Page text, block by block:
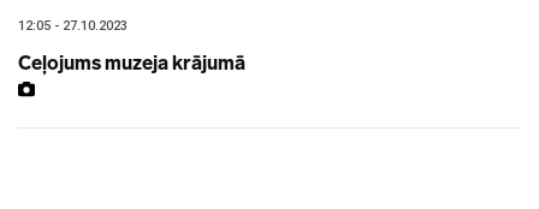
12:05 - 27.10.2023
Ceļojums muzeja krājumā